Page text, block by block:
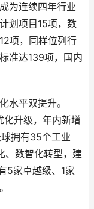
为连续四年行业
划项目15项，数
项，同样位列行
准达139项，国内
水平双提升。
升级，年内新增
拥有35个工业
、数智化转型，建
5家卓越级、1家